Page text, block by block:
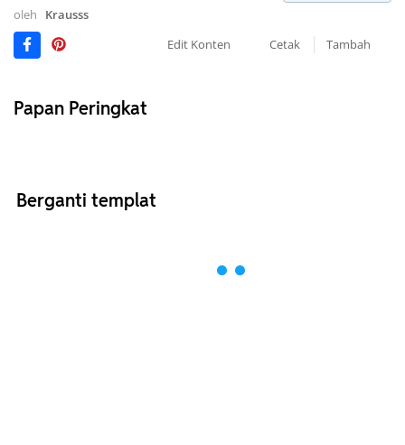
oleh
Krausss
Edit Konten
Cetak Tambah
Papan Peringkat
Berganti templat